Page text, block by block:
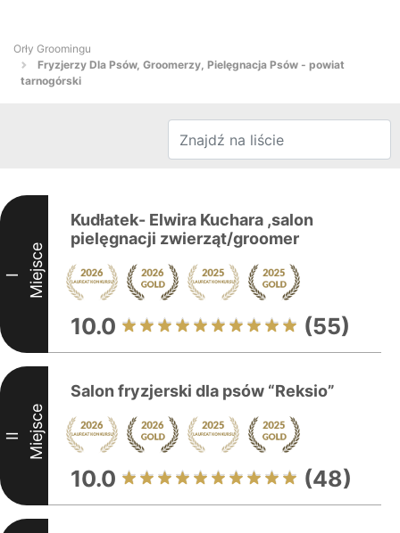
Orły Groomingu
Fryzjerzy Dla Psów, Groomerzy, Pielęgnacja Psów - powiat
tarnogórski
I Miejsce
Kudłatek- Elwira Kuchara ,salon
pielęgnacji zwierząt/groomer
10.0 (55)
II Miejsce
Salon fryzjerski dla psów “Reksio”
10.0 (48)